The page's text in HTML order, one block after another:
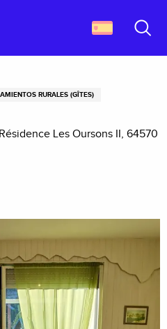
RURALES (GÎTES)
Les Oursons II, 64570